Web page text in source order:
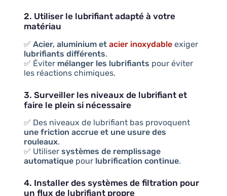
2. Utiliser le lubrifiant adapté à votre
matériau
✅ Acier, aluminium et acier inoxydable exiger
lubrifiants différents.
✅ Éviter mélanger les lubrifiants pour éviter
les réactions chimiques.
3. Surveiller les niveaux de lubrifiant et
faire le plein si nécessaire
✅ Des niveaux de lubrifiant bas provoquent
une friction accrue et une usure des
rouleaux.
✅ Utiliser systèmes de remplissage
automatiquepour lubrification continue.
4. Installer des systèmes de filtration pour
un flux de lubrifiant propre